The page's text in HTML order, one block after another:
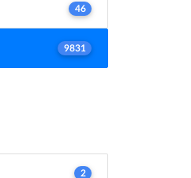
46
9831
2